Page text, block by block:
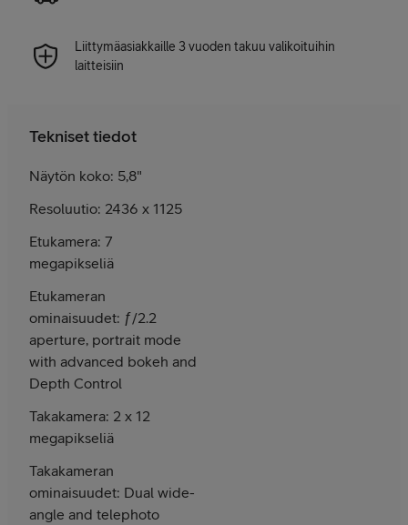
Liittymäasiakkaille 3 vuoden takuu valikoituihin
laitteisiin
Tekniset tiedot
Näytön koko: 5,8"
Resoluutio: 2436 x 1125
Etukamera: 7
megapikseliä
Etukameran
ominaisuudet: ƒ/2.2
aperture, portrait mode
with advanced bokeh and
Depth Control
Takakamera: 2 x 12
megapikseliä
Takakameran
ominaisuudet: Dual wide-
angle and telephoto